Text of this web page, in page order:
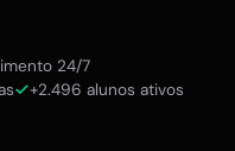
24/7
+2.496 alunos ativos